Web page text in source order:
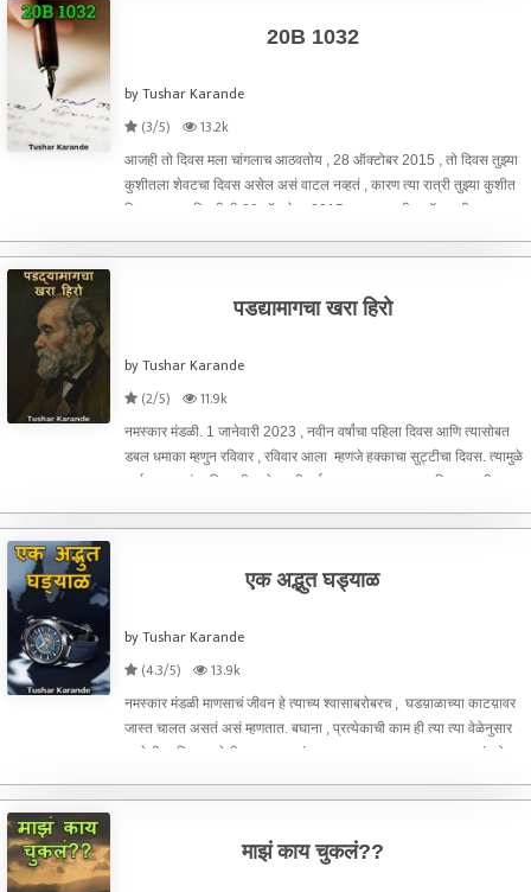
20B 1032
by Tushar Karande
(3/5)
13.2k
आजही तो दिवस मला चांगलाच आठवतोय , 28 ऑक्टोबर 2015 , तो दिवस तुझ्या
कुशीतला शेवटचा दिवस असेल असं वाटल नव्हतं , कारण त्या रात्री तुझ्या कुशीत
निजून दुसऱ्या दिवशी मी 29 ऑक्टोबर 2015 ला माझा नवीन जॉब साठी
पडद्यामागचा खरा हिरो
by Tushar Karande
(2/5)
11.9k
नमस्कार मंडळी. 1 जानेवारी 2023 , नवीन वर्षांचा पहिला दिवस आणि त्यासोबत
डबल धमाका म्हणुन रविवार , रविवार आला म्हणजे हक्काचा सुट्टीचा दिवस. त्यामुळे
आई बाबा, मुलं आणि पत्नी असे आम्ही सर्वजण एकत्र असण्याचा दिवस. नाही तर
एक अद्भुत घड्याळ
by Tushar Karande
(4.3/5)
13.9k
नमस्कार मंडळी माणसाचं जीवन हे त्याच्य श्वासाबरोबरच , घडय़ाळाच्या काटय़ावर
जास्त चालत असतं असं म्हणतात. बघाना , प्रत्येकाची काम ही त्या त्या वेळेनुसार
ठरलेली आणि आखलेली असतात. लांब कशाला स्वतःच्या अनुभवावरून सांगतो ,
माझं काय चुकलं??